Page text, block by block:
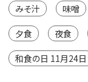
みそ汁 味噌
夕食 夜食
和食の日 11月24日